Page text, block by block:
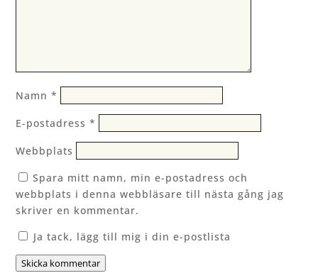
Namn*
E-postadress*
Webbplats
Spara mitt namn, min e-postadress och
webbplats i denna webbläsare till nästa gång jag
skriver en kommentar.
Ja tack, lägg till mig i din e-postlista
Skicka kommentar